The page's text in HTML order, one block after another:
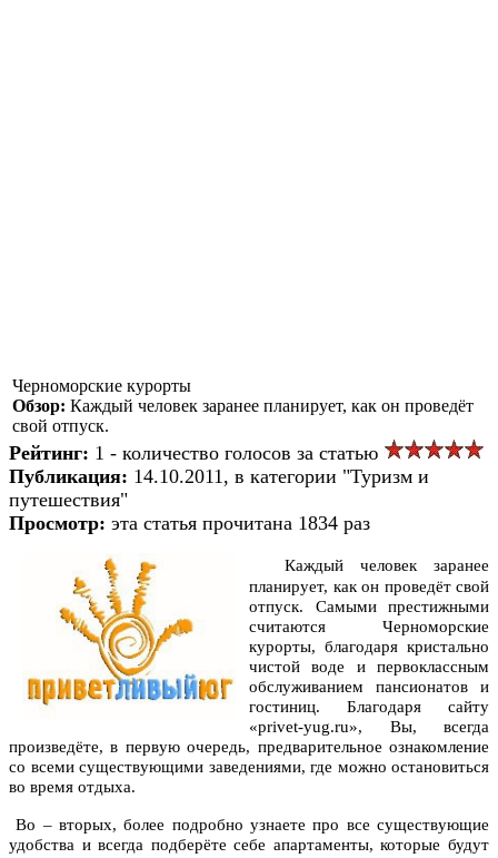
Черноморские курорты
Обзор: Каждый человек заранее планирует, как он проведёт
свой отпуск.
Рейтинг: 1 - количество голосов за статью
Публикация: 14.10.2011, в категории "Туризм и
путешествия"
Просмотр: эта статья прочитана 1834 раз
Каждый человек заранее
планирует, как он проведёт свой
отпуск. Самыми престижными
считаются Черноморские
курорты, благодаря кристально
чистой воде и первоклассным
обслуживанием пансионатов и
гостиниц. Благодаря сайту
«privet-yug.ru», Вы, всегда
произведёте, в первую очередь, предварительное ознакомление
со всеми существующими заведениями, где можно остановиться
во время отдыха.
Во – вторых, более подробно узнаете про все существующие
удобства и всегда подберёте себе апартаменты, которые будут